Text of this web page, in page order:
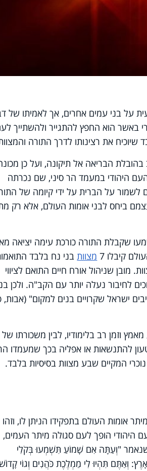
על בני עמים אחרים, אך לאמיתו של
באשר הוא החפץ להתגייר ולהשתייך
את רצינותו לדרך התורה
הבריאה אל תיקונה, ועל כן
היהודי במעמד הר סיני, שם נכרתה
לשמור על הברית על ידי קיומה של
ביחס לבני אומות העולם, אלא רק
שקבלת התורה כורכת עימה יציאה
קיבלו 7
מצוותבני נח בלבד
של נשמתם, ואילו בני העם היהודי קיבל 613 מצוות. מובן שניהול אורח חיים התואם לציווי
לחיבור נעלה יותר עם הקב"ה. ולכן
ישראל שקרויים בנים למקום" (אבות,
וזמן רב בלימודיו, לבין משכורתו
להתנשאות או אפליה בכך שמעמדו
המקיים שבע מצוות בסיסיות בלבד.
אומות העולם בתפקידו הניתן לו, וזהו
היהודי הופך לעם סגולה מיתר העמים,
שנאמר "וְעַתָּה אִם שָׁמוֹעַ תִּשְׁמְעוּ בְּקֹלִי
וְאַתֶּם תִּהְיוּ לִי מַמְלֶכֶת כֹּהֲנִים וְגוֹי